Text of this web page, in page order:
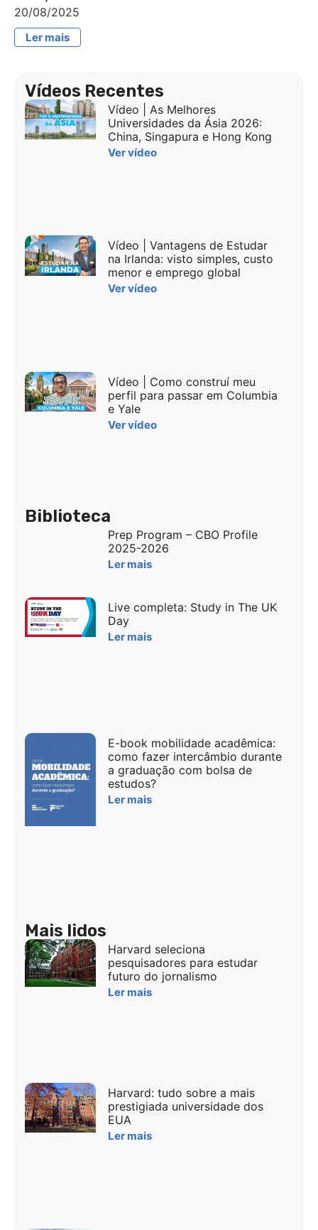
20/08/2025
Ler mais
Vídeos Recentes
Vídeo | As Melhores
Universidades da Ásia 2026:
China, Singapura e Hong Kong
Ver vídeo
Vídeo | Vantagens de Estudar
na Irlanda: visto simples, custo
menor e emprego global
Ver vídeo
Vídeo | Como construí meu
perfil para passar em Columbia
e Yale
Ver vídeo
Biblioteca
Prep Program – CBO Profile
2025-2026
Ler mais
Live completa: Study in The UK
Day
Ler mais
E-book mobilidade acadêmica:
como fazer intercâmbio durante
a graduação com bolsa de
estudos?
Ler mais
Mais lidos
Harvard seleciona
pesquisadores para estudar
futuro do jornalismo
Ler mais
Harvard: tudo sobre a mais
prestigiada universidade dos
EUA
Ler mais